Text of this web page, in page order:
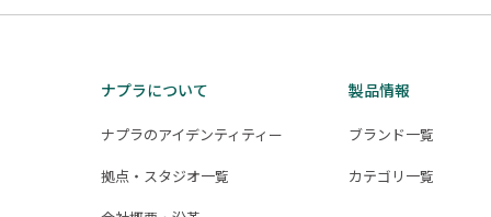
ナプラについて
ナプラのアイデンティティー
拠点・スタジオ一覧
製品情報
ブランド一覧
カテゴリ一覧